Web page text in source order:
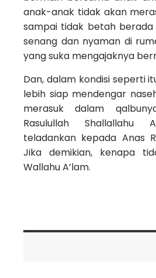
anak-anak tidak akan
sampai tidak betah berada
senang dan nyaman di
yang suka mengajaknya
Dan, dalam kondisi seperti
lebih siap mendengar
merasuk dalam
Rasulullah Shallallahu
teladankan kepada Anas
Jika demikian, kenapa
Wallahu A’lam.